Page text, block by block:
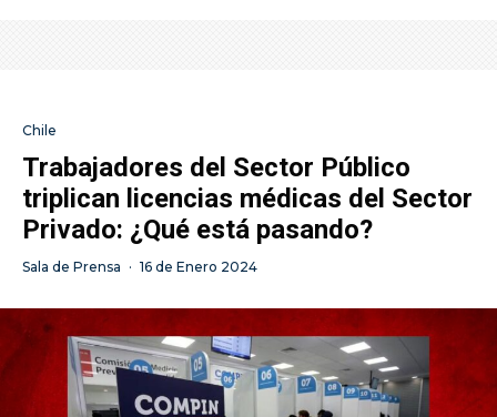
Chile
Trabajadores del Sector Público
triplican licencias médicas del Sector
Privado: ¿Qué está pasando?
Sala de Prensa · 16 de Enero 2024